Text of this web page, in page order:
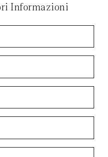
Informazioni